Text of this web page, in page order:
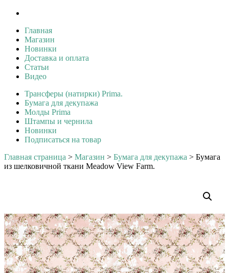
Главная
Магазин
Новинки
Доставка и оплата
Статьи
Видео
Трансферы (натирки) Prima.
Бумага для декупажа
Молды Prima
Штампы и чернила
Новинки
Подписаться на товар
Главная страница > Магазин > Бумага для декупажа > Бумага
из шелковичной ткани Meadow View Farm.